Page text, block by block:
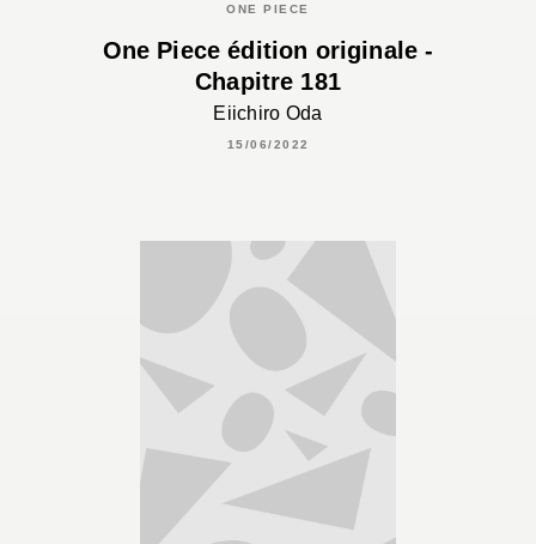
ONE PIECE
One Piece édition originale -
Chapitre 181
Eiichiro Oda
15/06/2022